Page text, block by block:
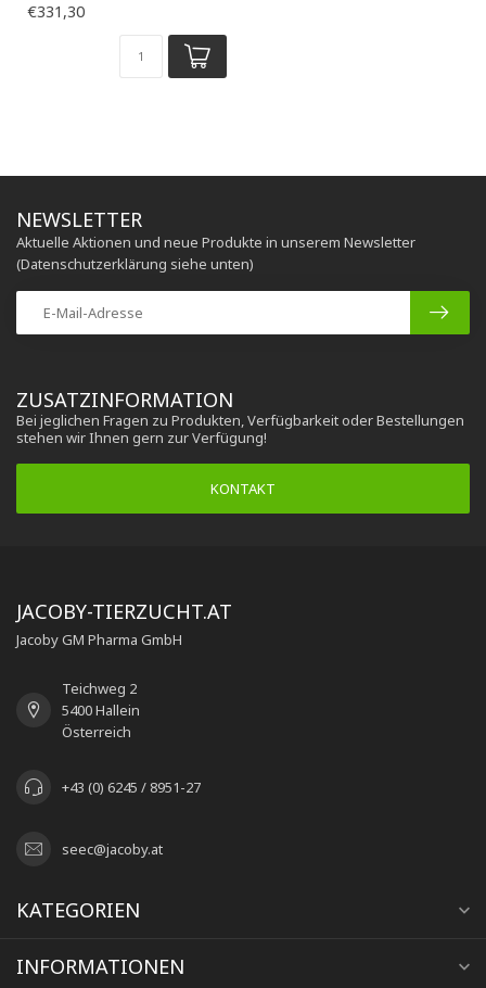
€331,30
ZUSATZINFORMATION
Bei jeglichen Fragen zu Produkten, Verfügbarkeit oder Bestellungen
stehen wir Ihnen gern zur Verfügung!
KONTAKT
NEWSLETTER
Aktuelle Aktionen und neue Produkte in unserem Newsletter
(Datenschutzerklärung siehe unten)
JACOBY-TIERZUCHT.AT
Jacoby GM Pharma GmbH
Teichweg 2
5400 Hallein
Österreich
+43 (0) 6245 / 8951-27
seec@jacoby.at
KATEGORIEN
INFORMATIONEN